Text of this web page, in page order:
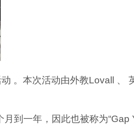
。本次活动由外教Lovall 、
到一年，因此也被称为“Gap